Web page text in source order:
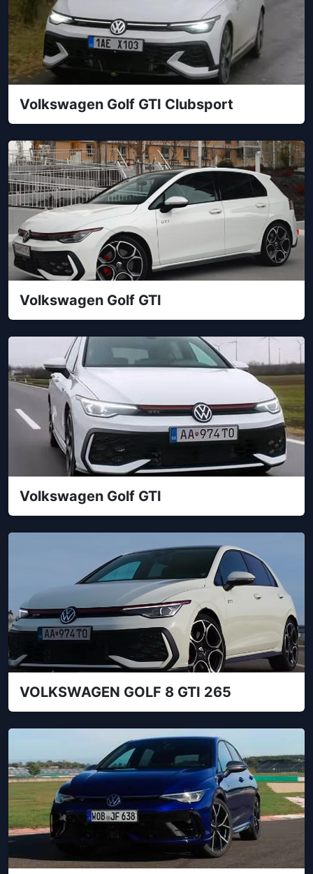
Volkswagen Golf GTI Clubsport
Volkswagen Golf GTI
Volkswagen Golf GTI
VOLKSWAGEN GOLF 8 GTI 265